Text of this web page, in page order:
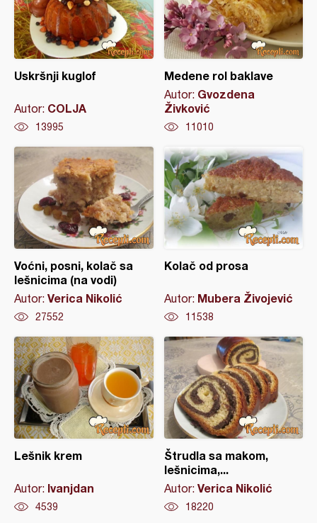
Uskršnji kuglof
Autor: COLJA
13995
Medene rol baklave
Autor: Gvozdena
Živković
11010
Voćni, posni, kolač sa
lešnicima (na vodi)
Autor: Verica Nikolić
27552
Kolač od prosa
Autor: Mubera Živojević
11538
Lešnik krem
Autor: Ivanjdan
4539
Štrudla sa makom,
lešnicima,...
Autor: Verica Nikolić
18220